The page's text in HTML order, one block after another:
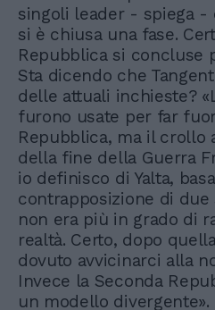
singoli leader - spiega -
si è chiusa una fase.
Repubblica si concluse
Sta dicendo che
delle attuali inchieste?
furono usate per far
Repubblica, ma il crollo
della fine della Guerra
io definisco di Yalta,
contrapposizione di
non era più in grado di
realtà. Certo, dopo
dovuto avvicinarci alla
Invece la Seconda
un modello divergente».